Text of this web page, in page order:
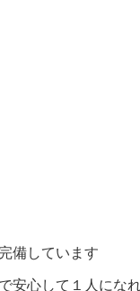
備しています
安心して１人にな